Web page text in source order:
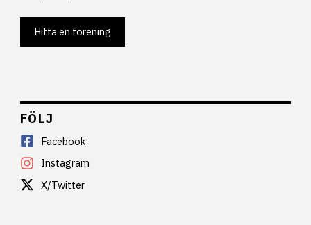
Hitta en förening
FÖLJ
Facebook
Instagram
X/Twitter